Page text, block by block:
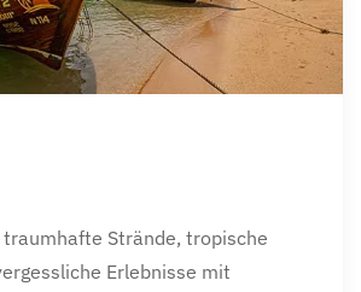
traumhafte Strände, tropische
Erlebnisse mit